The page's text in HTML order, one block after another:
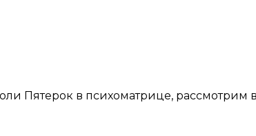
Пятерок в психоматрице, рассмотрим